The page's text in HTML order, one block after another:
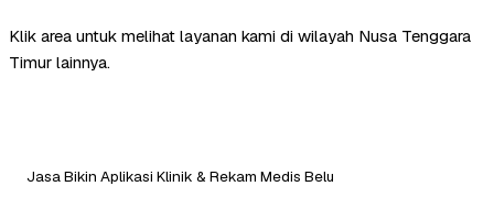
Klik area untuk melihat layanan kami di wilayah Nusa Tenggara
Timur lainnya.
Jasa Bikin Aplikasi Klinik & Rekam Medis Belu